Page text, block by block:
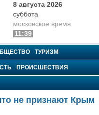
8 августа 2026
суббота
московское время
11:39
ТУРИЗМ
ПРОИСШЕСТВИЯ
не признают Крым